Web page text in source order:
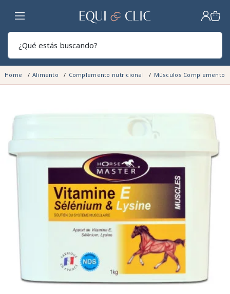
Hogar
Home Alimento Complemento nutricional Músculos Complemento